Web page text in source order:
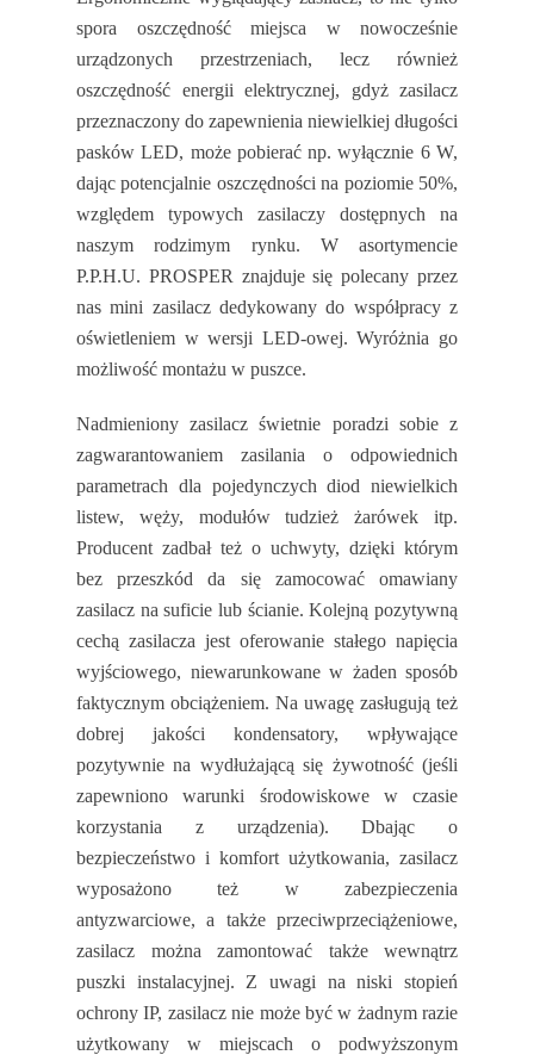
spora oszczędność miejsca w nowocześnie
urządzonych przestrzeniach, lecz również
oszczędność energii elektrycznej, gdyż zasilacz
przeznaczony do zapewnienia niewielkiej długości
pasków LED, może pobierać np. wyłącznie 6 W,
dając potencjalnie oszczędności na poziomie 50%,
względem typowych zasilaczy dostępnych na
naszym rodzimym rynku. W asortymencie
P.P.H.U. PROSPER znajduje się polecany przez
nas mini zasilacz dedykowany do współpracy z
oświetleniem w wersji LED-owej. Wyróżnia go
możliwość montażu w puszce.
Nadmieniony zasilacz świetnie poradzi sobie z
zagwarantowaniem zasilania o odpowiednich
parametrach dla pojedynczych diod niewielkich
listew, węży, modułów tudzież żarówek itp.
Producent zadbał też o uchwyty, dzięki którym
bez przeszkód da się zamocować omawiany
zasilacz na suficie lub ścianie. Kolejną pozytywną
cechą zasilacza jest oferowanie stałego napięcia
wyjściowego, niewarunkowane w żaden sposób
faktycznym obciążeniem. Na uwagę zasługują też
dobrej jakości kondensatory, wpływające
pozytywnie na wydłużającą się żywotność (jeśli
zapewniono warunki środowiskowe w czasie
korzystania z urządzenia). Dbając o
bezpieczeństwo i komfort użytkowania, zasilacz
wyposażono też w zabezpieczenia
antyzwarciowe, a także przeciwprzeciążeniowe,
zasilacz można zamontować także wewnątrz
puszki instalacyjnej. Z uwagi na niski stopień
ochrony IP, zasilacz nie może być w żadnym razie
użytkowany w miejscach o podwyższonym